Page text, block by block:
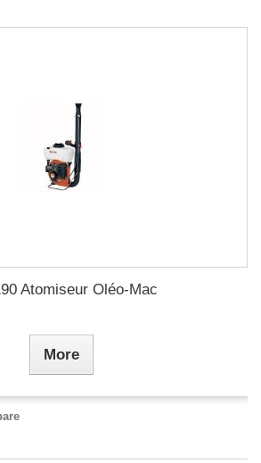
Atomiseur Oléo-Mac
More